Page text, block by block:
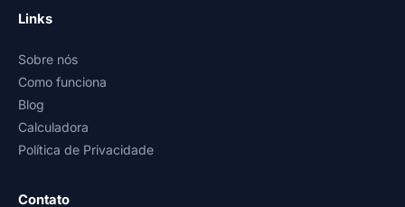
Links
Sobre nós
Como funciona
Blog
Calculadora
Política de Privacidade
Contato